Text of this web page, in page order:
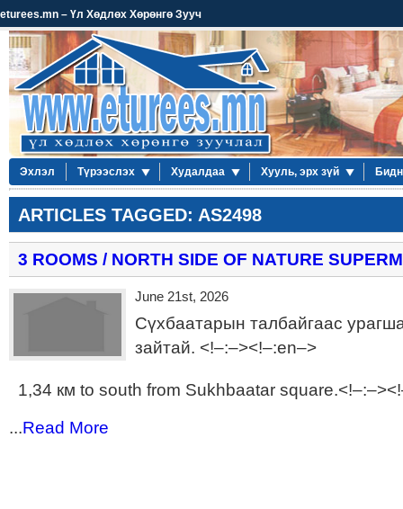
eturees.mn – Үл Хөдлөх Хөрөнгө Зууч
Эхлэл Түрээслэх Худалдаа Хууль, эрх зүй
ARTICLES TAGGED: AS2498
3 ROOMS / NORTH SIDE OF NATURE
June 21st, 2026
Сүхбаатарын талбайгаас
зайтай. <!–:–><!–:en–>
1,34 км to south from Sukhbaatar
...Read More